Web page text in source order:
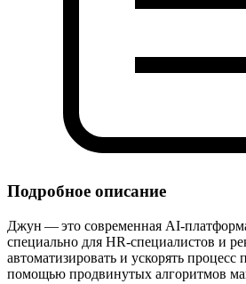
Подробное описание
Джун — это современная
специально для HR‑специалистов и
автоматизировать и ускорять процесс
помощью продвинутых алгоритмов